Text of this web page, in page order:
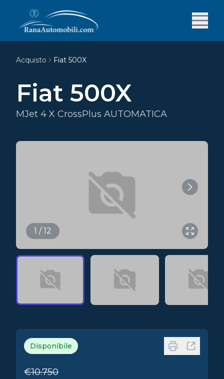
Acquisto Fiat 500X
Fiat 500X
MJet 4 X CrossPlus AUTOMATICA
1 / 12
Disponibile
€10.750